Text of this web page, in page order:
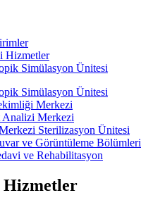
Hizmetler
Simülasyon Ünitesi
Simülasyon Ünitesi
Merkezi
Analizi Merkezi
Sterilizasyon Ünitesi
ve Görüntüleme Bölümleri
ve Rehabilitasyon